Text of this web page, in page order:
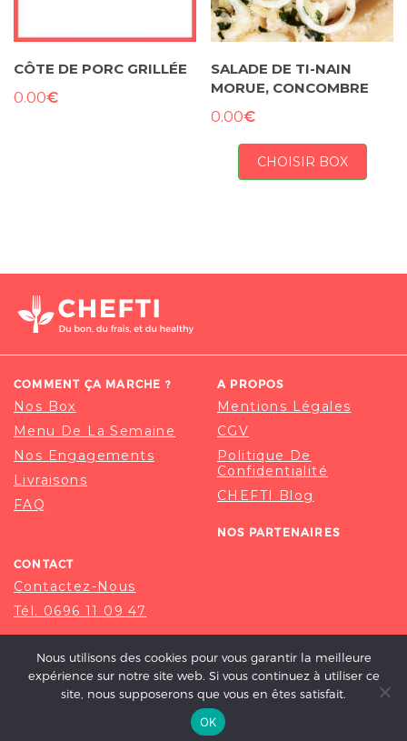
CÔTE DE PORC GRILLÉE
0.00€
SALADE DE TI-NAIN
MORUE, CONCOMBRE
0.00€
CHOISIR BOX
COMMENT ÇA MARCHE ?
Nos Box
Menu De La Semaine
Nos Engagements
Livraisons
FAQ
A PROPOS
Mentions Légales
CGV
Politique De
Confidentialité
CHEFTI Blog
NOS PARTENAIRES
CONTACT
Contactez-Nous
Tél. 0696 11 09 47
© 2020-2026 CHEFTI, ALL RIGHT RESERVED.
Nous utilisons des cookies pour vous garantir la meilleure
expérience sur notre site web. Si vous continuez à utiliser ce
site, nous supposerons que vous en êtes satisfait.
OK